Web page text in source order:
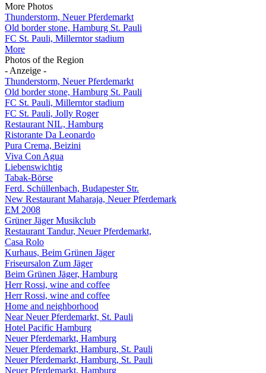
More Photos
Thunderstorm, Neuer Pferdemarkt
Old border stone, Hamburg St. Pauli
FC St. Pauli, Millerntor stadium
More
Photos of the Region
- Anzeige -
Thunderstorm, Neuer Pferdemarkt
Old border stone, Hamburg St. Pauli
FC St. Pauli, Millerntor stadium
FC St. Pauli, Jolly Roger
Restaurant NIL, Hamburg
Ristorante Da Leonardo
Pura Crema, Beizini
Viva Con Agua
Liebenswichtig
Tabak-Börse
Ferd. Schüllenbach, Budapester Str.
New Restaurant Maharaja, Neuer Pferdemark
EM 2008
Grüner Jäger Musikclub
Restaurant Tandur, Neuer Pferdemarkt,
Casa Rolo
Kurhaus, Beim Grünen Jäger
Friseursalon Zum Jäger
Beim Grünen Jäger, Hamburg
Herr Rossi, wine and coffee
Herr Rossi, wine and coffee
Home and neighborhood
Near Neuer Pferdemarkt, St. Pauli
Hotel Pacific Hamburg
Neuer Pferdemarkt, Hamburg
Neuer Pferdemarkt, Hamburg, St. Pauli
Neuer Pferdemarkt, Hamburg, St. Pauli
Neuer Pferdemarkt, Hamburg